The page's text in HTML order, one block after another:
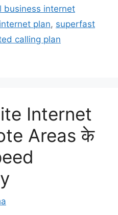
business internet
plan, superfast
calling plan
Internet
Areas के